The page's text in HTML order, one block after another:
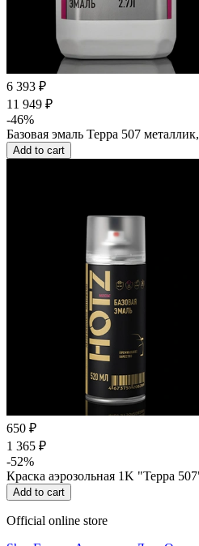
6 393 ₽
11 949 ₽
-46%
Базовая эмаль Терра 507
Add to cart
650 ₽
1 365 ₽
-52%
Краска аэрозольная 1K "Терра
Add to cart
Official online store